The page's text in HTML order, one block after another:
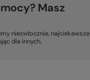
Masz
niezwłocznie, najciekawsze
dla innych.